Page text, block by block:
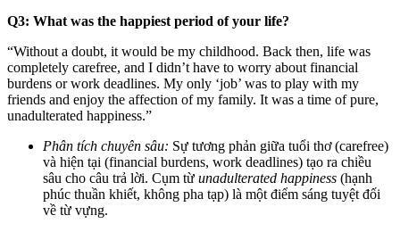
Q3: What was the happiest period of your life?
“Without a doubt, it would be my childhood. Back then, life was
completely carefree, and I didn’t have to worry about financial
burdens or work deadlines. My only ‘job’ was to play with my
friends and enjoy the affection of my family. It was a time of pure,
unadulterated happiness.”
Phân tích chuyên sâu: Sự tương phản giữa tuổi thơ (carefree)
và hiện tại (financial burdens, work deadlines) tạo ra chiều
sâu cho câu trả lời. Cụm từ unadulterated happiness (hạnh
phúc thuần khiết, không pha tạp) là một điểm sáng tuyệt đối
về từ vựng.